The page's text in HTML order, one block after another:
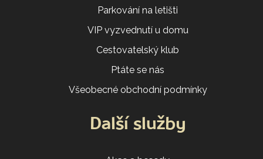
Parkování na letišti
VIP vyzvednutí u domu
Cestovatelský klub
Ptáte se nás
Všeobecné obchodní podmínky
Další služby